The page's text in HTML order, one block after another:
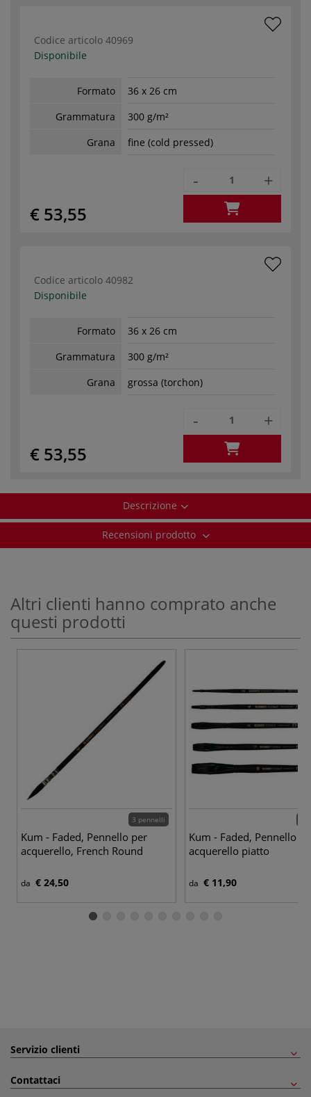
Codice articolo 40969
Disponibile
Formato
36 x 26 cm
Grammatura
300 g/m²
Grana
fine (cold pressed)
€ 53,55
- +
Codice articolo 40982
Disponibile
Formato
36 x 26 cm
Grammatura
300 g/m²
Grana
grossa (torchon)
€ 53,55
- +
Descrizione
Recensioni prodotto
Altri clienti hanno comprato anche
questi prodotti
3 pennelli
Kum - Faded, Pennello per
acquerello, French Round
da € 24,50
Kum - Faded, Pennello
acquerello piatto
da € 11,90
Servizio clienti
Contattaci